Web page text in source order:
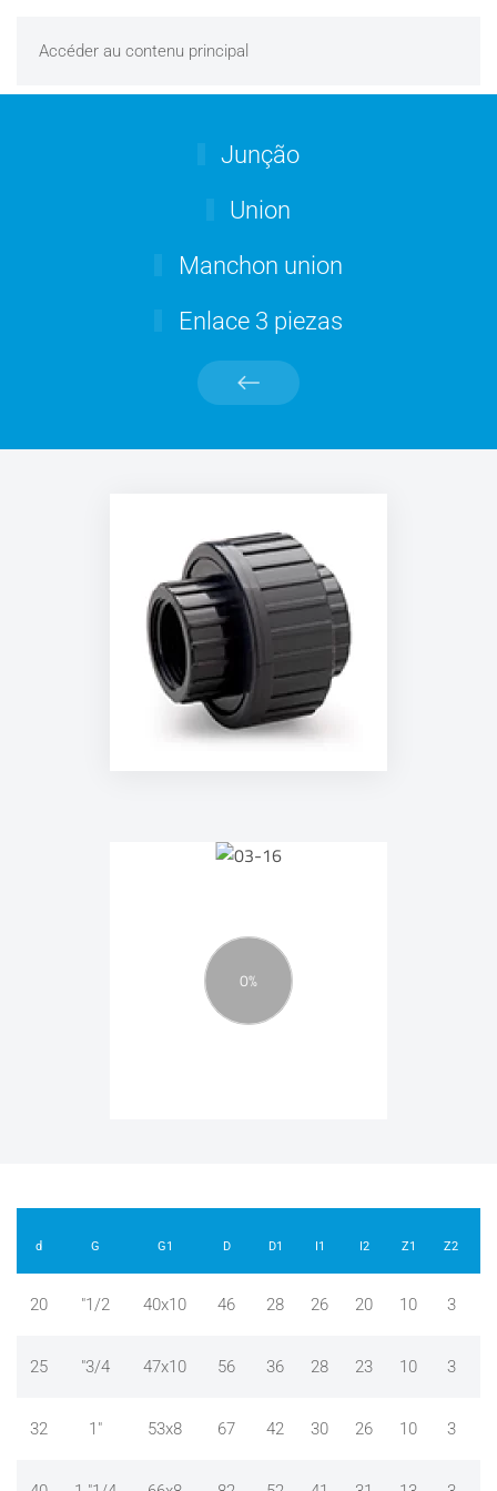
Accéder au contenu principal
Junção
Union
Manchon union
Enlace 3 piezas
d G G1 D D1 I1 I2 Z1 Z2
20 "1/2 40x10 46 28 26 20 10 3
25 "3/4 47x10 56 36 28 23 10 3
32 1" 53x8 67 42 30 26 10 3